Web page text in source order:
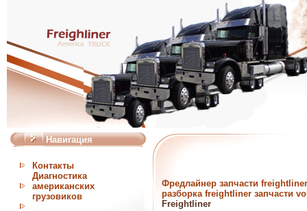
Навигация
Контакты
Диагностика
американских
грузовиков
Фредлайнер запчасти
разборка freightliner запчасти
Freightliner